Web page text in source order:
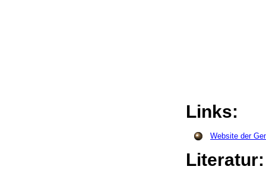
Links:
Website der